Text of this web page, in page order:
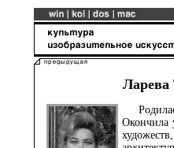
Ларева
Окончила